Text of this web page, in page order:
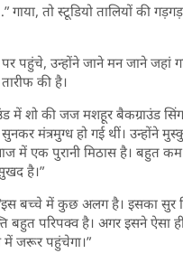
तो स्टूडियो तालियों की
पहुंचे, उन्होंने जाने मन जाने जहां
की है।
में शो की जज मशहूर बैकग्राउंड
मंत्रमुग्ध हो गई थीं। उन्होंने
में एक पुरानी मिठास है। बहुत कम
है।”
बच्चे में कुछ अलग है। इसका सुर
बहुत परिपक्व है। अगर इसने ऐसा ही
में जरूर पहुंचेगा।”